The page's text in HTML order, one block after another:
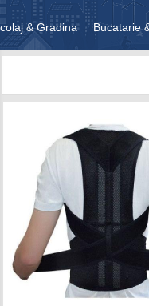
& Gradina Bucatarie
& Scule Jucarii, Copii